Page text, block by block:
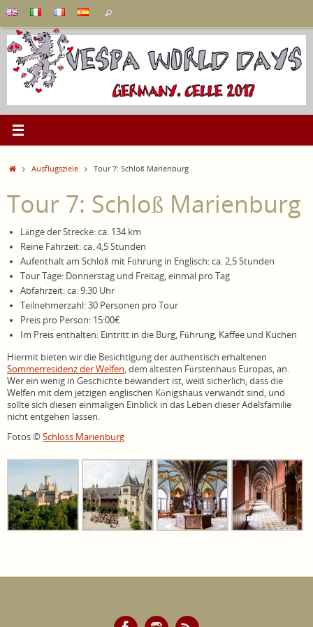
Inhalt
springen
Suchen
StartAusflugsziele Tour 7: Schloß Marienburg
Tour 7: Schloß Marienburg
Länge der Strecke: ca. 134 km
Reine Fahrzeit: ca. 4,5 Stunden
Aufenthalt am Schloß mit Führung in Englisch: ca. 2,5 Stunden
Tour Tage: Donnerstag und Freitag, einmal pro Tag
Abfahrzeit: ca. 9:30 Uhr
Teilnehmerzahl: 30 Personen pro Tour
Preis pro Person: 15:00€
Im Preis enthalten: Eintritt in die Burg, Führung, Kaffee und Kuchen
Hiermit bieten wir die Besichtigung der authentisch erhaltenen
Sommerresidenz der Welfen, dem ältesten Fürstenhaus Europas, an.
Wer ein wenig in Geschichte bewandert ist, weiß sicherlich, dass die
Welfen mit dem jetzigen englischen Königshaus verwandt sind, und
sollte sich diesen einmaligen Einblick in das Leben dieser Adelsfamilie
nicht entgehen lassen.
Fotos ©Schloss Marienburg